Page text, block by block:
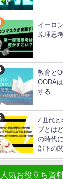
イーロ
原理思
教育と
OODA
する
Z世代と
プとは
の時代
部下の
人気お役立ち資